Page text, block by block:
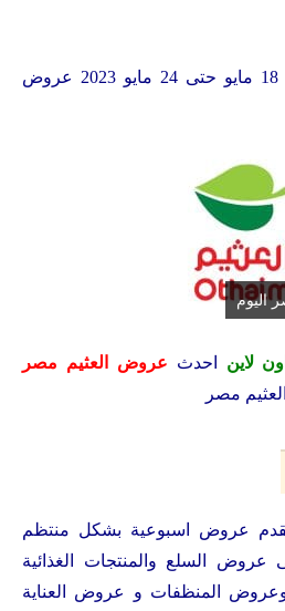
18 مايو حتى 24 مايو 2023 عروض
اليوم
لاين احدث عروض العثيم مصر
مصر
عروض اسبوعية بشكل منتظم
السلع والمنتجات الغذائية
المنظفات و عروض العناية